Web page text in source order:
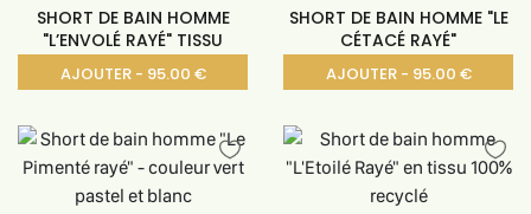
SHORT DE BAIN HOMME
"L’ENVOLÉ RAYÉ" TISSU
AJOUTER - 95.00 €
SHORT DE BAIN HOMME "LE
CÉTACÉ RAYÉ"
AJOUTER - 95.00 €